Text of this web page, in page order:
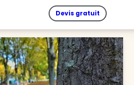
Devis gratuit